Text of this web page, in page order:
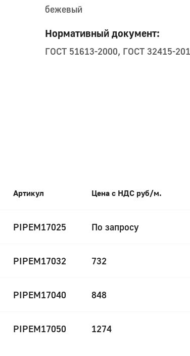
бежевый
Нормативный документ:
ГОСТ 51613-2000, ГОСТ 32415-
Артикул Цена с НДС руб/м.
PIPEM17025 По запросу
PIPEM17032 732
PIPEM17040 848
PIPEM17050 1274